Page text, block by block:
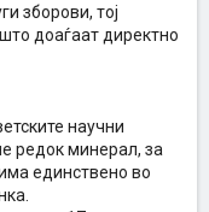
зборови, тој
доаѓаат директно
научни
редок минерал, за
единствено во